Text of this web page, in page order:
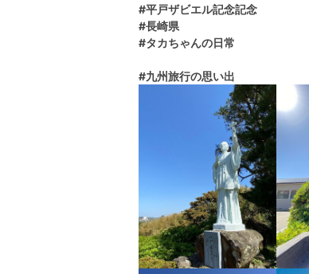
#平戸ザビエル記念記念
#長崎県
#タカちゃんの日常
#九州旅行の思い出